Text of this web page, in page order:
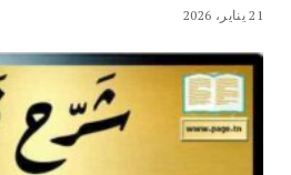
21 يناير، 2026